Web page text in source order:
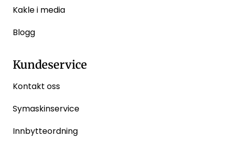
Kakle i media
Blogg
Kundeservice
Kontakt oss
Symaskinservice
Innbytteordning